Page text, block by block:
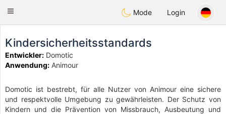
Animour
Toggle
Mode Login
Kindersicherheitsstandards
Entwickler: Domotic
Anwendung: Animour
Domotic ist bestrebt, für alle Nutzer von Animour eine sichere
und respektvolle Umgebung zu gewährleisten. Der Schutz von
Kindern und die Prävention von Missbrauch, Ausbeutung und